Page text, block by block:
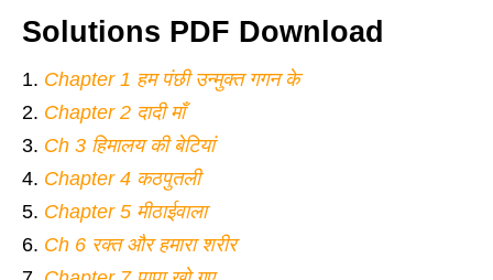
Solutions PDF Download
Chapter 1 हम पंछी उन्मुक्त गगन के
Chapter 2 दादी माँ
Ch 3 हिमालय की बेटियां
Chapter 4 कठपुतली
Chapter 5 मीठाईवाला
Ch 6 रक्त और हमारा शरीर